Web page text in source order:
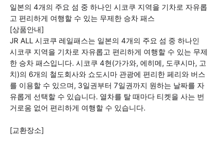
일본의 4개의 주요 섬 중 하나인 시코쿠 지역을 기차로 자유롭
고 편리하게 여행할 수 있는 무제한 승차 패스
[상품안내]
JR ALL 시코쿠 레일패스는 일본의 4개의 주요 섬 중 하나인
시코쿠 지역을 기차로 자유롭고 편리하게 여행할 수 있는 무제
한 승차 패스입니다. 시코쿠 4현(가가와, 에히메, 도쿠시마, 고
치)의 6개의 철도회사와 쇼도시마 관광에 편리한 페리와 버스
를 이용할 수 있으며, 3일권부터 7일권까지 원하는 날짜를 자
유롭게 선택할 수 있습니다. 열차를 탈 때마다 티켓을 사는 번
거로움 없어 편리하게 여행할 수 있습니다.
[교환장소]